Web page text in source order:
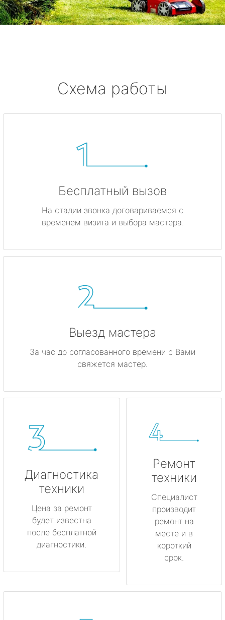
Схема работы
Бесплатный вызов
На стадии звонка договариваемся с
временем визита и выбора мастера.
Выезд мастера
За час до согласованного времени с Вами
свяжется мастер.
Диагностика
техники
Цена за ремонт
будет известна
после бесплатной
диагностики.
Ремонт
техники
Специалист
производит
ремонт на
месте и в
короткий
срок.